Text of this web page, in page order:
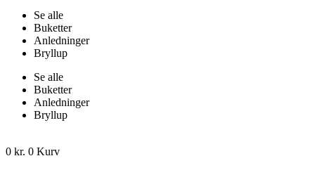
Se alle
Buketter
Anledninger
Bryllup
Se alle
Buketter
Anledninger
Bryllup
0 kr. 0 Kurv